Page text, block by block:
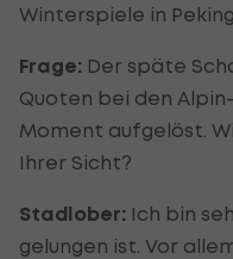
Winterspiele in
Frage: Der späte
Quoten bei den
Moment aufgelöst.
Ihrer Sicht?
Stadlober: Ich bin
gelungen ist. Vor